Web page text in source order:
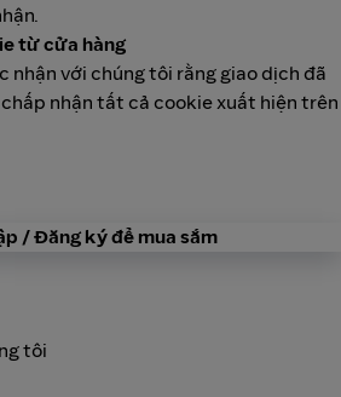
từ cửa hàng
nhận với chúng tôi rằng giao dịch đã
nhận tất cả cookie xuất hiện trên
/ Đăng ký để mua sắm
tôi